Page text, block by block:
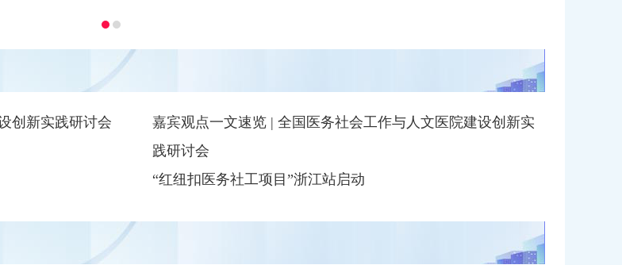
创新实践研讨会
嘉宾观点一文速览 | 全国医务社会工作与人文医院建设创新实
践研讨会
“红纽扣医务社工项目”浙江站启动